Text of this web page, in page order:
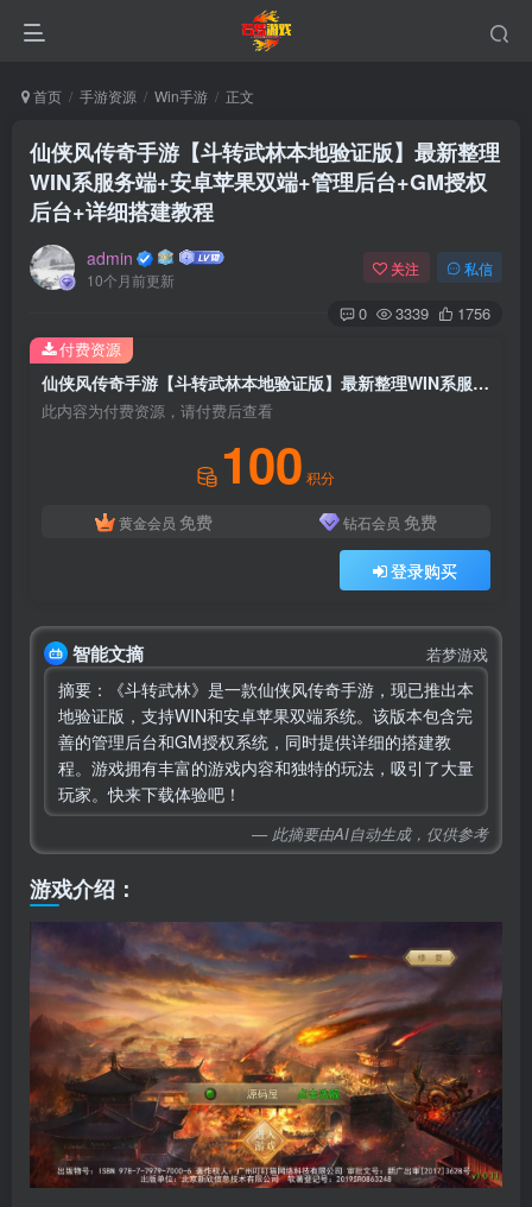
首页 手游资源 Win手游 正文
仙侠风传奇手游【斗转武林本地验证版】最新整理
WIN系服务端+安卓苹果双端+管理后台+GM授权
后台+详细搭建教程
admin
10个月前更新
关注 私信
0 3339 1756
仙侠风传奇手游【斗转武林本地验证版】最新整理WIN系服务端+安卓苹果双端+管理后台+GM授权后台+详细搭建教程
此内容为付费资源，请付费后查看
100 积分
黄金会员 免费 钻石会员 免费
登录购买
付费资源
智能文摘 若梦游戏
摘要：《斗转武林》是一款仙侠风传奇手游，现已推出本
地验证版，支持WIN和安卓苹果双端系统。该版本包含完
善的管理后台和GM授权系统，同时提供详细的搭建教
程。游戏拥有丰富的游戏内容和独特的玩法，吸引了大量
玩家。快来下载体验吧！
— 此摘要由AI自动生成，仅供参考
游戏介绍：